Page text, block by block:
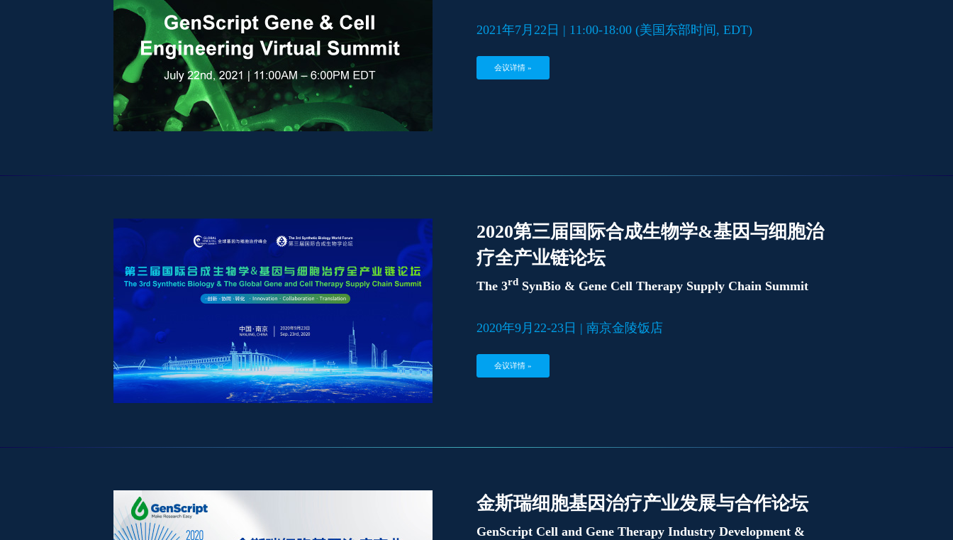
2021年7月22日 | 11:00-18:00 (美国东部时间, EDT)
会议详情 »
2020第三届国际合成生物学&基因与细胞治
疗全产业链论坛
The 3rd SynBio & Gene Cell Therapy Supply Chain Summit
2020年9月22-23日 | 南京金陵饭店
会议详情 »
金斯瑞细胞基因治疗产业发展与合作论坛
GenScript Cell and Gene Therapy Industry Development &